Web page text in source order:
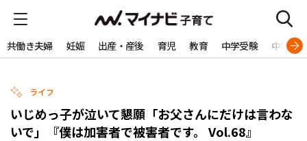
共働き夫婦 妊娠 出産・産後 育児 教育 中学受験 中学生
ライフ
いじめっ子が泣いて懇願「お父さんにだけは言わな
いで」『僕は加害者で被害者です。 Vol.68』